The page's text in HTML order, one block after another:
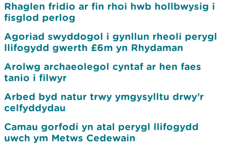
Rhaglen fridio ar fin rhoi hwb hollbwysig i
fisglod perlog
Agoriad swyddogol i gynllun rheoli perygl
llifogydd gwerth £6m yn Rhydaman
Arolwg archaeolegol cyntaf ar hen faes
tanio i filwyr
Arbed byd natur trwy ymgysylltu drwy’r
celfyddydau
Camau gorfodi yn atal perygl llifogydd
uwch ym Metws Cedewain